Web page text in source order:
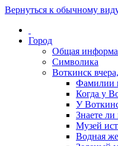
Вернуться к обычному
Город
Общая
Символика
Воткинск
Фамилии
Когда у
У
Знаете ли
Музей
Водная